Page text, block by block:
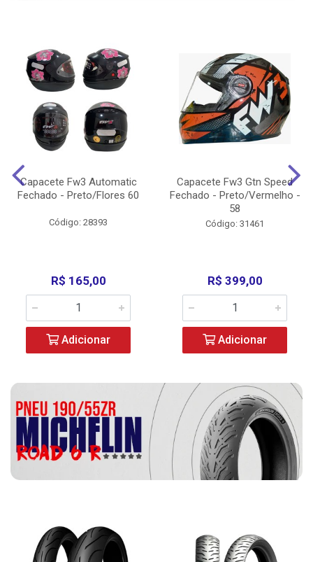
Capacete Fw3 Automatic
Fechado - Preto/Flores 60
Código: 28393
R$ 165,00
Adicionar
Capacete Fw3 Gtn Speed
Fechado - Preto/Vermelho -
58
Código: 31461
R$ 399,00
Adicionar